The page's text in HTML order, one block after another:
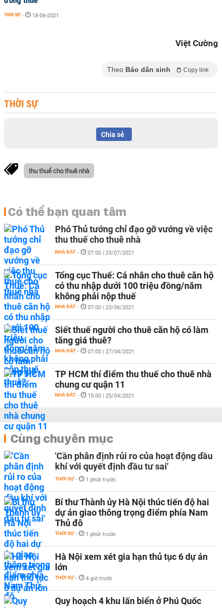
THỜI SỰ - 18-06-2021
Việt Cường
Theo Báo dân sinh Copy link
THỜI SỰ
Chia sẻ
thu thuế cho thuê nhà
Có thể bạn quan tâm
Phó Thủ tướng chỉ đạo gỡ vướng về việc
thu thuế cho thuê nhà
NHÀ ĐẤT - 07:00 | 23/07/2021
Tổng cục Thuế: Cá nhân cho thuê căn hộ
có thu nhập dưới 100 triệu đồng/năm
không phải nộp thuế
NHÀ ĐẤT - 07:00 | 23/06/2021
Siết thuế người cho thuê căn hộ có làm
tăng giá thuê?
NHÀ ĐẤT - 07:00 | 27/04/2021
TP HCM thí điểm thu thuế cho thuê nhà
chung cư quận 11
NHÀ ĐẤT - 15:00 | 25/04/2021
Cùng chuyên mục
'Cần phân định rủi ro của hoạt động dầu
khí với quyết định đầu tư sai'
THỜI SỰ - 1 phút trước
Bí thư Thành ủy Hà Nội thúc tiến độ hai
dự án giao thông trọng điểm phía Nam
Thủ đô
THỜI SỰ - 1 phút trước
Hà Nội xem xét gia hạn thủ tục 6 dự án
lớn
THỜI SỰ - 4 giờ trước
Quy hoạch 4 khu lấn biển ở Phú Quốc